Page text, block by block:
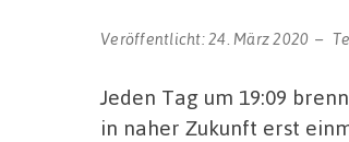
Veröffentlicht:24. März 2020
Jeden Tag um 19:09
in naher Zukunft erst